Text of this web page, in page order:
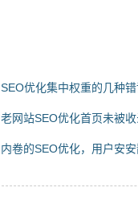
SEO优化集中权重的几种
老网站SEO优化首页未被
内卷的SEO优化，用户安